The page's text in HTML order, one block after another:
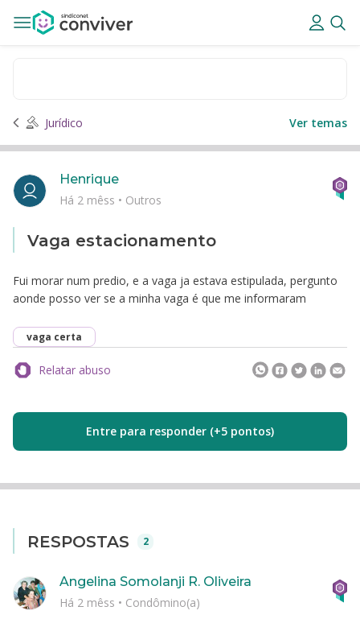
Jurídico Ver temas
Vaga estacionamento
Fui morar num predio, e a vaga ja estava estipulada, pergunto
aonde posso ver se a minha vaga é que me informaram
vaga certa
Henrique
Há 2 mêss • Outros
Relatar abuso
Entre para responder (+5 pontos)
RESPOSTAS 2
Angelina Somolanji R. Oliveira
Há 2 mêss • Condômino(a)